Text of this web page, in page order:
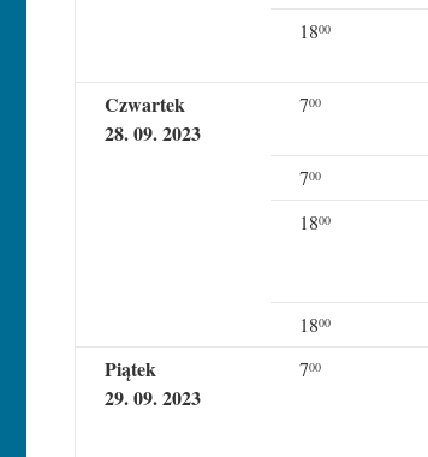
1800
Czwartek
28. 09. 2023
700
700
1800
1800
Piątek
29. 09. 2023
700